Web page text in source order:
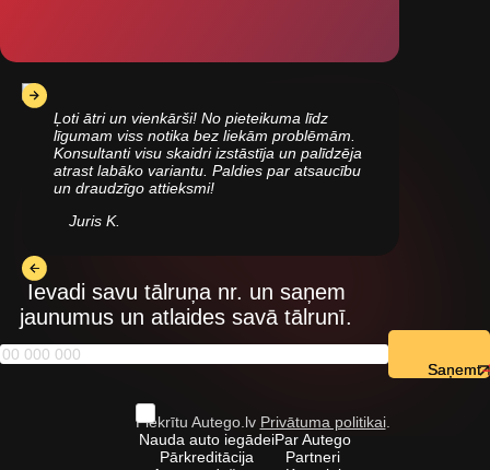
Ļoti ātri un vienkārši! No pieteikuma līdz
līgumam viss notika bez liekām problēmām.
Konsultanti visu skaidri izstāstīja un palīdzēja
atrast labāko variantu. Paldies par atsaucību
un draudzīgo attieksmi!
Juris K.
Ievadi savu tālruņa nr. un saņem
jaunumus un atlaides savā tālrunī.
Piekrītu Autego.lv Privātuma politikai.
Nauda auto iegādei
Pārkreditācija
Par Autego
Partneri